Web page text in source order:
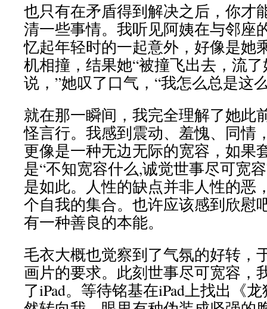
也只有在矛盾得到解决之后，你才
清一些事情。我听见阿姨在与邻座
忆起年轻时的一起意外，好像是她
机相撞，结果她“被撞飞出去，流
说，”她叹了口气，“我怎么总是这
就在那一瞬间，我完全理解了她此
怪言行。我感到震动、羞愧、同情
更像是一种无边无际的宽容，如果
是“不知宽容什么,诚觉世事尽可宽
是如此。人性的缺点并非人性的恶
个自我的集合。也许应该感到欣慰
有一种善良的本能。
毛衣大概也觉察到了气氛的好转，
画片的要求。此刻世事尽可宽容，
了iPad。等待铭基在iPad上找出《